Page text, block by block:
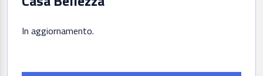
In aggiornamento